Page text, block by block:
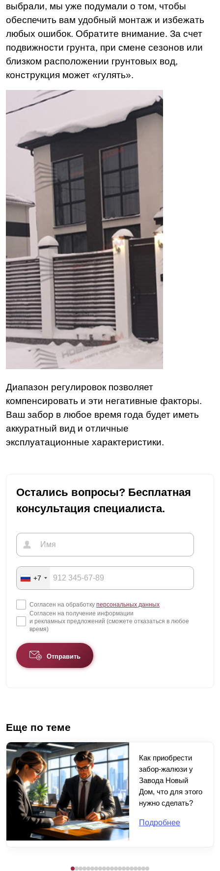
выбрали, мы уже подумали о том, чтобы
обеспечить вам удобный монтаж и избежать
любых ошибок. Обратите внимание. За счет
подвижности грунта, при смене сезонов или
близком расположении грунтовых вод,
конструкция может «гулять».
Диапазон регулировок позволяет
компенсировать и эти негативные факторы.
Ваш забор в любое время года будет иметь
аккуратный вид и отличные
эксплуатационные характеристики.
Остались вопросы? Бесплатная
консультация специалиста.
+7
Согласен на обработку персональных данных
Согласен на получение информации
и рекламных предложений (сможете отказаться в любое
время)
Отправить
Еще по теме
Как приобрести
забор-жалюзи у
Завода Новый
Дом, что для этого
нужно сделать?
Подробнее